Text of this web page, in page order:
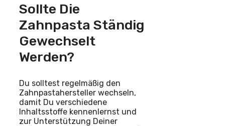
Sollte Die
Zahnpasta Ständig
Gewechselt
Werden?
Du solltest regelmäßig den
Zahnpastahersteller wechseln,
damit Du verschiedene
Inhaltsstoffe kennenlernst und
zur Unterstützung Deiner